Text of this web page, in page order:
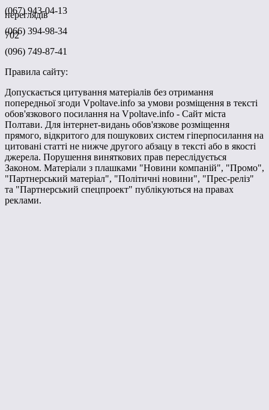
переглядів
702
(067) 943-04-13
(066) 394-98-34
(096) 749-87-41
Правила сайту:
Допускається цитування матеріалів без отримання
попередньої згоди Vpoltave.info за умови розміщення в тексті
обов'язкового посилання на Vpoltave.info - Сайт міста
Полтави. Для інтернет-видань обов'язкове розміщення
прямого, відкритого для пошукових систем гіперпосилання на
цитовані статті не нижче другого абзацу в тексті або в якості
джерела. Порушення виняткових прав переслідується
Законом. Матеріали з плашками "Новини компаній", "Промо",
"Партнерський матеріал", "Політичні новини", "Прес-реліз"
та "Партнерський спецпроект" публікуються на правах
реклами.